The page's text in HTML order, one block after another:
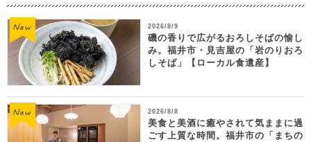
2026/8/9
磯の香りで広がるおろしそばの愉し
み。福井市・見吉屋の「岩のりおろ
しそば」【ローカル食遺産】
2026/8/8
美食と美酒に癒やされて気ままに過
ごす上質な時間。福井市の「まちの